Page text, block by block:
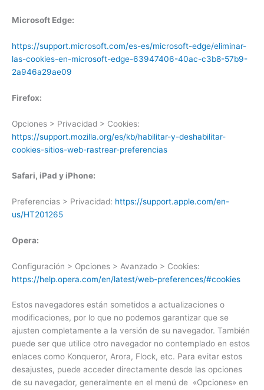
Microsoft Edge:
https://support.microsoft.com/es-es/microsoft-edge/eliminar-
las-cookies-en-microsoft-edge-63947406-40ac-c3b8-57b9-
2a946a29ae09
Firefox:
Opciones > Privacidad > Cookies:
https://support.mozilla.org/es/kb/habilitar-y-deshabilitar-
cookies-sitios-web-rastrear-preferencias
Safari, iPad y iPhone:
Preferencias > Privacidad: https://support.apple.com/en-
us/HT201265
Opera:
Configuración > Opciones > Avanzado > Cookies:
https://help.opera.com/en/latest/web-preferences/#cookies
Estos navegadores están sometidos a actualizaciones o
modificaciones, por lo que no podemos garantizar que se
ajusten completamente a la versión de su navegador. También
puede ser que utilice otro navegador no contemplado en estos
enlaces como Konqueror, Arora, Flock, etc. Para evitar estos
desajustes, puede acceder directamente desde las opciones
de su navegador, generalmente en el menú de «Opciones» en